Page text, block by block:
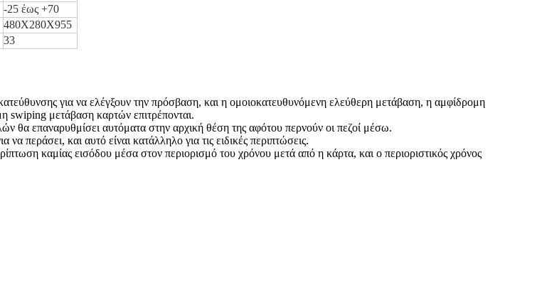
-25 έως +70
480X280X955
33
για να ελέγξουν την πρόσβαση, και η ομοιοκατευθυνόμενη ελεύθερη μετάβαση, η αμφίδρομη
μετάβαση καρτών επιτρέπονται.
θα επαναρυθμίσει αυτόματα στην αρχική θέση της αφότου περνούν οι πεζοί μέσω.
περάσει, και αυτό είναι κατάλληλο για τις ειδικές περιπτώσεις.
καμίας εισόδου μέσα στον περιορισμό του χρόνου μετά από η κάρτα, και ο περιοριστικός χρόνος